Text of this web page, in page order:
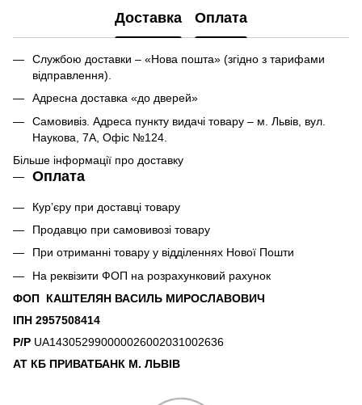
Доставка Оплата
Службою доставки – «Нова пошта» (згідно з тарифами
відправлення).
Адресна доставка «до дверей»
Самовивіз. Адреса пункту видачі товару – м. Львів, вул.
Наукова, 7А, Офіс №124.
Більше інформації про доставку
Оплата
Кур’єру при доставці товару
Продавцю при самовивозі товару
При отриманні товару у відділеннях Нової Пошти
На реквізити ФОП на розрахунковий рахунок
ФОП КАШТЕЛЯН ВАСИЛЬ МИРОСЛАВОВИЧ
ІПН 2957508414
Р/Р UA143052990000026002031002636
АТ КБ ПРИВАТБАНК М. ЛЬВІВ